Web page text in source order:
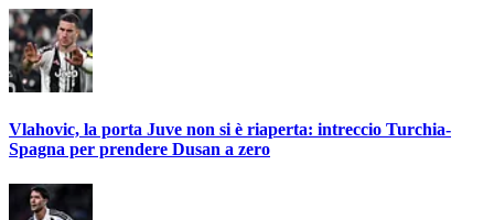
Vlahovic, la porta Juve non si è riaperta: intreccio Turchia-
Spagna per prendere Dusan a zero